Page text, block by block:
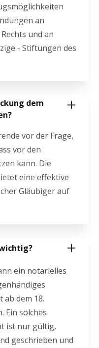
an
und an
- Stiftungen des
dem
vor der Frage,
vor den
kann. Die
eine effektive
Gläubiger auf
ein notarielles
ab dem 18.
Ein solches
ist nur gültig,
geschrieben und